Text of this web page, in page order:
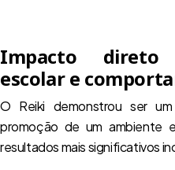
Impacto direto
escolar e
O Reiki demonstrou ser
promoção de um ambiente
resultados mais significativos